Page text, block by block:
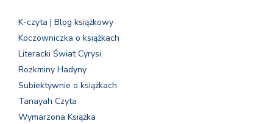
K-czyta | Blog książkowy
Koczowniczka o książkach
Literacki Świat Cyrysi
Rozkminy Hadyny
Subiektywnie o książkach
Tanayah Czyta
Wymarzona Książka